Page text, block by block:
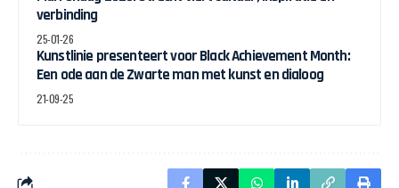
verbinding
25-01-26
Kunstlinie presenteert voor Black Achievement Month:
Een ode aan de Zwarte man met kunst en dialoog
21-09-25